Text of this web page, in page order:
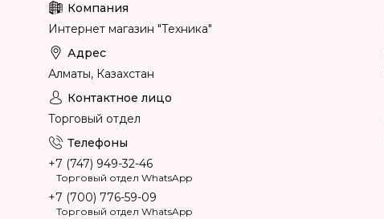
Интернет магазин "Техника"
Алматы, Казахстан
Торговый отдел
+7 (747) 949-32-46
Торговый отдел WhatsApp
+7 (700) 776-59-09
Торговый отдел WhatsApp